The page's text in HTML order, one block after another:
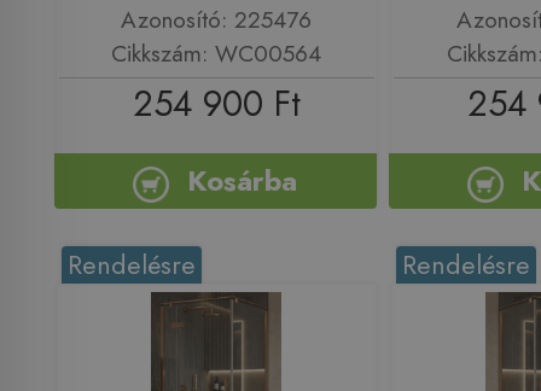
Azonosító: 225476
Cikkszám: WC00564
254 900 Ft
Kosárba
254
Rendelésre Rendelésre